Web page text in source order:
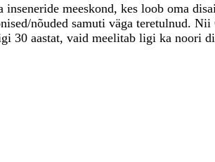
meeskond, kes loob oma
nõuded samuti väga teretulnud.
30 aastat, vaid meelitab ligi ka noori